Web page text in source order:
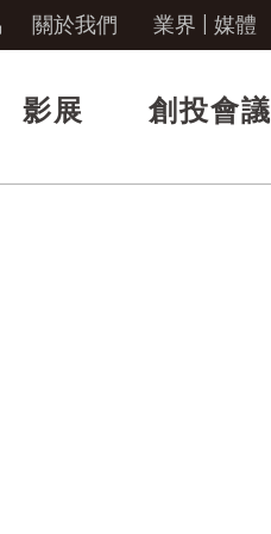
關於我們 業界 | 媒體
影展 創投會議